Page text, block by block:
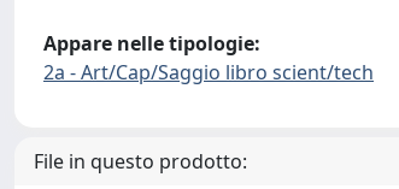
Appare nelle tipologie:
2a - Art/Cap/Saggio libro scient/tech
File in questo prodotto: